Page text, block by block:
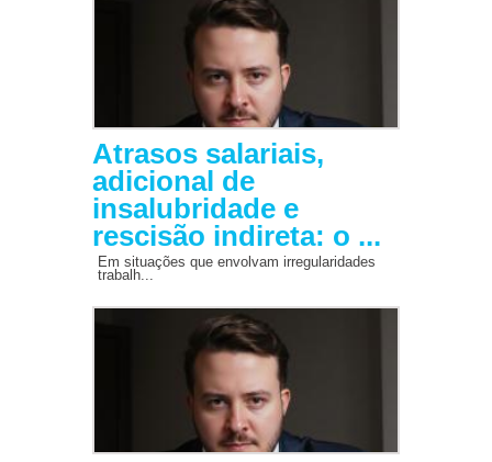
Atrasos salariais,
adicional de
insalubridade e
rescisão indireta: o ...
Em situações que envolvam irregularidades
trabalh...